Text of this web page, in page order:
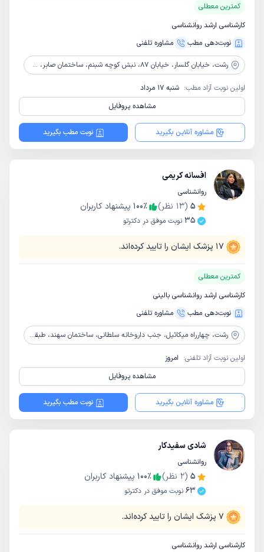
کمترین معطلی
کارشناسی ارشد روانشناسی
نوبت‌دهی مطب
مشاوره‌ تلفنی
رشت، خیابان گلسار، خیابان 87، نبش کوچه شبنم، ساختمان صابر، طبقه 4 واحد 10 مرکز مشاوره و خدمات روانشناختی آرامش زندگی
اولین نوبت آزاد مطب: شنبه 17 مرداد
مشاهده پروفایل
مشاوره آنلاین بگیرید نوبت مطب بگیرید
افسانه کریمی
روانشناسی
5
(
13 نظر) 100٪
پیشنهاد کاربران
35 نوبت موفق در دکترتو
17 پزشک ایشان را تایید کرده‌اند.
کمترین معطلی
کارشناسی ارشد روانشناسی بالینی
نوبت‌دهی مطب
مشاوره‌ تلفنی
رشت، چهارراه میکائیل، جنب داروخانه سلطانی، ساختمان سهند، طبقه دوم، واحد 5، مرکز مشاوره فروزش
اولین نوبت آزاد تلفنی: امروز
مشاهده پروفایل
مشاوره آنلاین بگیرید نوبت مطب بگیرید
شادی سفیدکار
روانشناسی
5
(
2 نظر) 100٪
پیشنهاد کاربران
63 نوبت موفق در دکترتو
7 پزشک ایشان را تایید کرده‌اند.
کارشناسی ارشد روانشناسی